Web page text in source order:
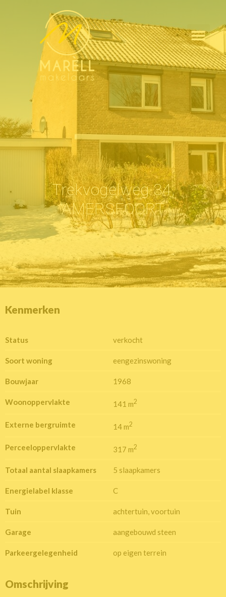
Trekvogelweg 34,
AMERSFOORT
Kenmerken
Status verkocht
Soort woning eengezinswoning
Bouwjaar 1968
Woonoppervlakte 141 m2
Externe bergruimte 14 m2
Perceeloppervlakte 317 m2
Totaal aantal slaapkamers 5 slaapkamers
Energielabel klasse C
Tuin achtertuin, voortuin
Garage aangebouwd steen
Parkeergelegenheid op eigen terrein
Omschrijving